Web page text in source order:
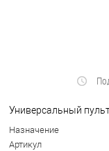
Универсальный
Назначение
Артикул